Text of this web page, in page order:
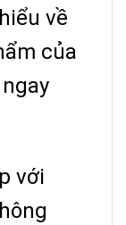
về
của
ngay
với